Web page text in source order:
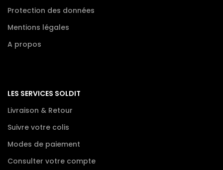
Protection des données
Mentions légales
A propos
LES SERVICES SOLDIT
Livraison & Retour
Suivre votre colis
Modes de paiement
Consulter votre compte